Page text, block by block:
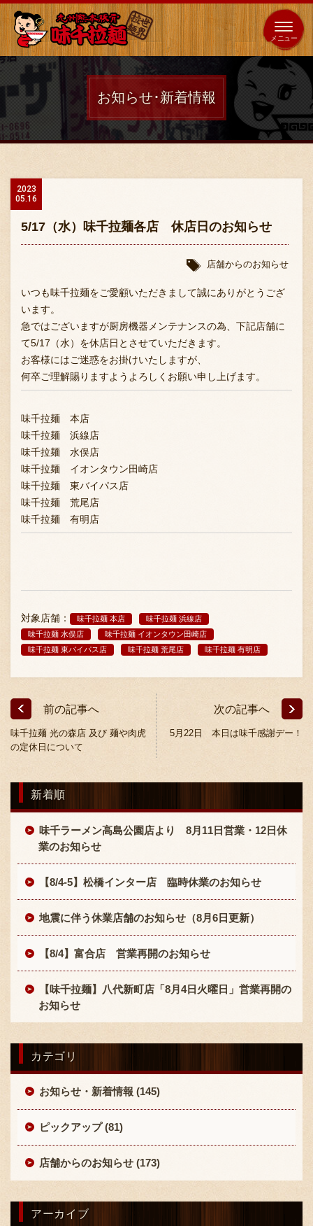
全国
展開 海外 653 店 64 店
ホーム
お問い合わせ
FC加盟店募集
採用情報
〒869-1107 熊本県菊池郡菊陽町辛川448
TEL :096-349-2222
FAX :096-349-2288
お知らせ･新着情報
2023
05.16
5/17（水）味千拉麺各店 休店日のお知らせ
店舗からのお知らせ
いつも味千拉麺をご愛顧いただきまして誠にありがとうござ
います。
急ではございますが厨房機器メンテナンスの為、下記店舗に
て5/17（水）を休店日とさせていただきます。
お客様にはご迷惑をお掛けいたしますが、
何卒ご理解賜りますようよろしくお願い申し上げます。
味千拉麺 本店
味千拉麺 浜線店
味千拉麺 水俣店
味千拉麺 イオンタウン田崎店
味千拉麺 東バイパス店
味千拉麺 荒尾店
味千拉麺 有明店
対象店舗： 味千拉麺 本店
味千拉麺 浜線店
味千拉麺 水俣店
味千拉麺 イオンタウン田崎店
味千拉麺 東バイパス店
味千拉麺 荒尾店 味千拉麺 有明店
前の記事へ
味千拉麺 光の森店 及び 麺や肉虎
の定休日について
次の記事へ
5月22日 本日は味千感謝デー！
新着順
味千ラーメン高島公園店より 8月11日営業・12日休
業のお知らせ
【8/4-5】松橋インター店 臨時休業のお知らせ
地震に伴う休業店舗のお知らせ（8月6日更新）
【8/4】富合店 営業再開のお知らせ
【味千拉麺】八代新町店「8月4日火曜日」営業再開の
お知らせ
カテゴリ
お知らせ・新着情報 (145)
ピックアップ (81)
店舗からのお知らせ (173)
アーカイブ